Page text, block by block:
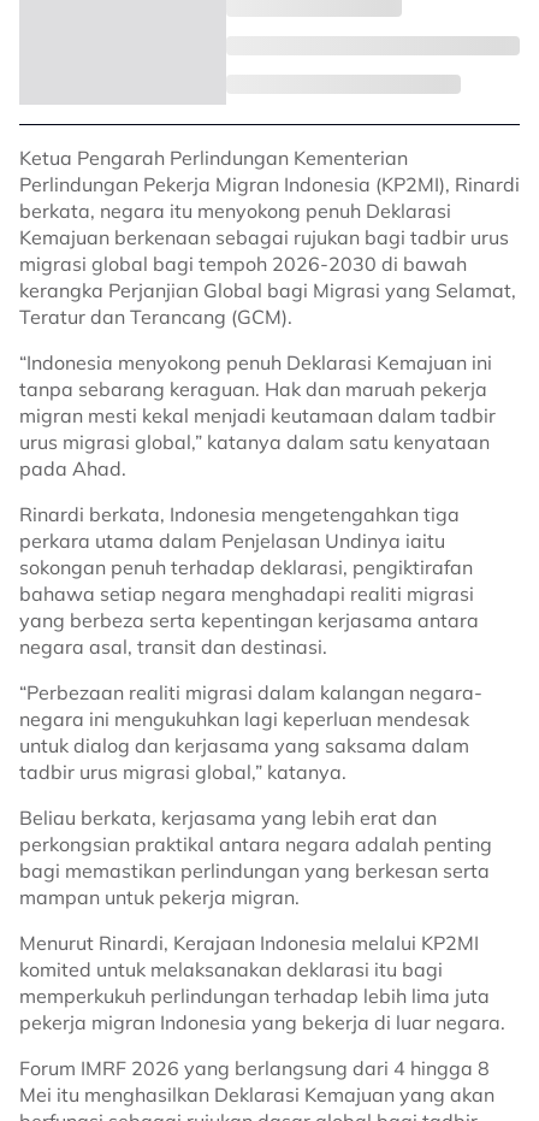
Ketua Pengarah Perlindungan Kementerian
Perlindungan Pekerja Migran Indonesia (KP2MI), Rinardi
berkata, negara itu menyokong penuh Deklarasi
Kemajuan berkenaan sebagai rujukan bagi tadbir urus
migrasi global bagi tempoh 2026-2030 di bawah
kerangka Perjanjian Global bagi Migrasi yang Selamat,
Teratur dan Terancang (GCM).
“Indonesia menyokong penuh Deklarasi Kemajuan ini
tanpa sebarang keraguan. Hak dan maruah pekerja
migran mesti kekal menjadi keutamaan dalam tadbir
urus migrasi global,” katanya dalam satu kenyataan
pada Ahad.
Rinardi berkata, Indonesia mengetengahkan tiga
perkara utama dalam Penjelasan Undinya iaitu
sokongan penuh terhadap deklarasi, pengiktirafan
bahawa setiap negara menghadapi realiti migrasi
yang berbeza serta kepentingan kerjasama antara
negara asal, transit dan destinasi.
“Perbezaan realiti migrasi dalam kalangan negara-
negara ini mengukuhkan lagi keperluan mendesak
untuk dialog dan kerjasama yang saksama dalam
tadbir urus migrasi global,” katanya.
Beliau berkata, kerjasama yang lebih erat dan
perkongsian praktikal antara negara adalah penting
bagi memastikan perlindungan yang berkesan serta
mampan untuk pekerja migran.
Menurut Rinardi, Kerajaan Indonesia melalui KP2MI
komited untuk melaksanakan deklarasi itu bagi
memperkukuh perlindungan terhadap lebih lima juta
pekerja migran Indonesia yang bekerja di luar negara.
Forum IMRF 2026 yang berlangsung dari 4 hingga 8
Mei itu menghasilkan Deklarasi Kemajuan yang akan